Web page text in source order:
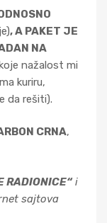
, A PAKET JE
NA
nažalost mi
kuriru,
da rešiti).
CRNA,
RADIONICE“i
sajtova